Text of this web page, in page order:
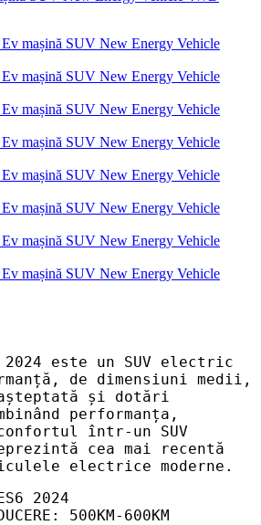
2024 este un SUV electric
de dimensiuni medii,
așteptată și dotări
performanța,
într-un SUV
cea mai recentă
electrice moderne.
2024
500KM-600KM